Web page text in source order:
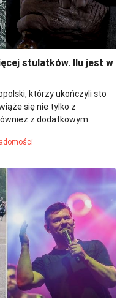
stulatków. Ilu jest w
którzy ukończyli sto
się nie tylko z
z dodatkowym
ZUS w województwie
honorowe 445